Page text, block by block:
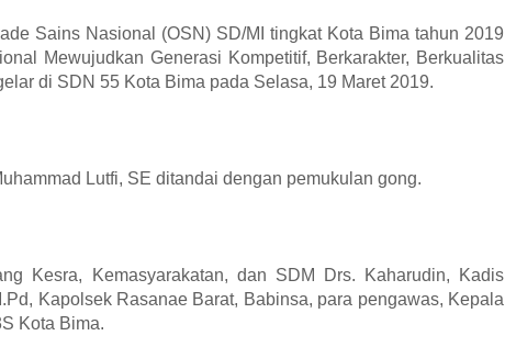
Sains Nasional (OSN) SD/MI tingkat Kota Bima tahun 2019
Mewujudkan Generasi Kompetitif, Berkarakter, Berkualitas
di SDN 55 Kota Bima pada Selasa, 19 Maret 2019.
Lutfi, SE ditandai dengan pemukulan gong.
Kesra, Kemasyarakatan, dan SDM Drs. Kaharudin, Kadis
Kapolsek Rasanae Barat, Babinsa, para pengawas, Kepala
Kota Bima.